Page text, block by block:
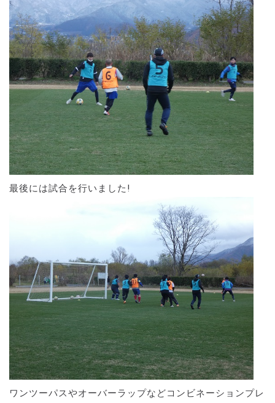
最後には試合を行いました!
ワンツーパスやオーバーラップなどコンビネーションプレ